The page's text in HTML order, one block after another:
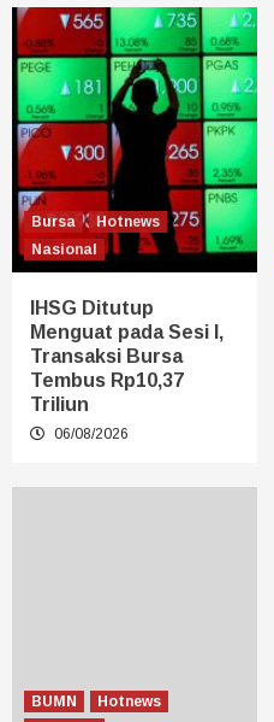
Bursa
Hotnews
Nasional
IHSG Ditutup
Menguat pada Sesi I,
Transaksi Bursa
Tembus Rp10,37
Triliun
06/08/2026
BUMN
Hotnews